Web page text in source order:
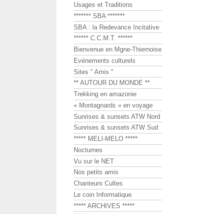
Usages et Traditions
******* SBA *******
SBA : la Redevance Incitative
****** C.C.M.T. ******
Bienvenue en Mgne-Thiernoise
Evénements culturels
Sites " Amis "
** AUTOUR DU MONDE **
Trekking en amazonie
« Montagnards » en voyage
Sunrises & sunsets ATW Nord
Sunrises & sunsets ATW Sud
***** MELI-MELO *****
Nocturnes
Vu sur le NET
Nos petits amis
Chanteurs Cultes
Le coin Informatique
***** ARCHIVES *****